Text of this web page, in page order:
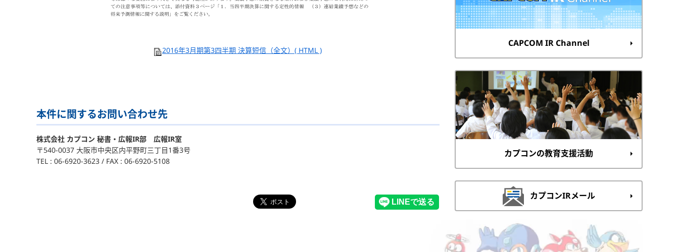
2016年3月期第3四半期 決算短信（全文）( HTML )
本件に関するお問い合わせ先
株式会社 カプコン 秘書・広報IR部 広報IR室
〒540-0037 大阪市中央区内平野町三丁目1番3号
TEL : 06-6920-3623 / FAX : 06-6920-5108
CAPCOM IR Channel
カプコンの教育支援活動
カプコンIRメール